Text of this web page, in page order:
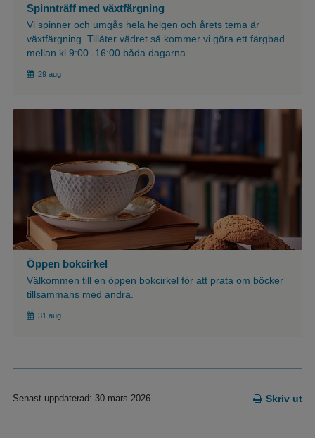
Spinnträff med växtfärgning
Vi spinner och umgås hela helgen och årets tema är
växtfärgning. Tillåter vädret så kommer vi göra ett färgbad
mellan kl 9:00 -16:00 båda dagarna.
29 aug
Öppen bokcirkel
Välkommen till en öppen bokcirkel för att prata om böcker
tillsammans med andra.
31 aug
Skriv ut
Senast uppdaterad: 30 mars 2026